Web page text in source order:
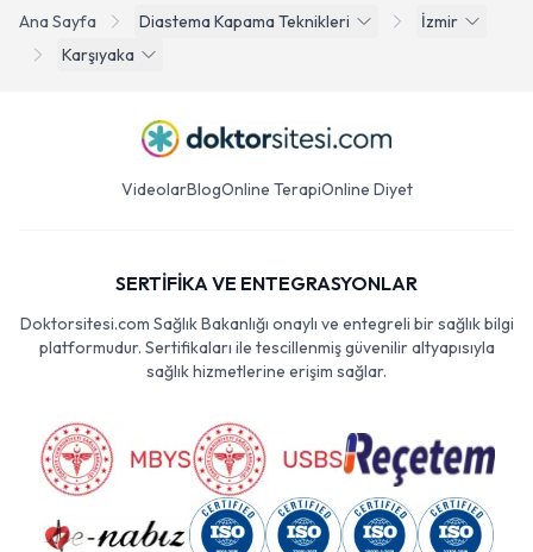
Ana Sayfa Diastema Kapama Teknikleri
İzmir
Karşıyaka
VideolarBlogOnline TerapiOnline Diyet
SERTİFİKA VE ENTEGRASYONLAR
Doktorsitesi.com Sağlık Bakanlığı onaylı ve entegreli bir sağlık bilgi
platformudur. Sertifikaları ile tescillenmiş güvenilir altyapısıyla
sağlık hizmetlerine erişim sağlar.